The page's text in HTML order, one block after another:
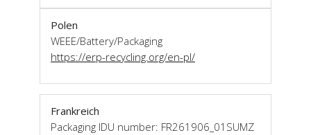
Polen
WEEE/Battery/Packaging
https://erp-recycling.org/en-pl/
Frankreich
Packaging IDU number: FR261906_01SUMZ